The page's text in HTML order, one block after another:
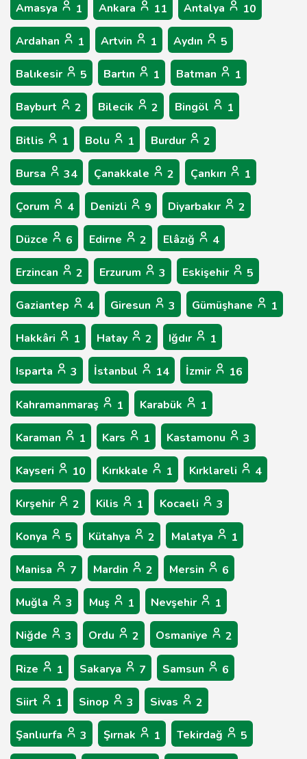
Amasya 1 Ankara 11 Antalya 10
Ardahan 1 Artvin 1 Aydın 5
Balıkesir 5 Bartın 1 Batman 1
Bayburt 2 Bilecik 2 Bingöl 1
Bitlis 1 Bolu 1 Burdur 2
Bursa 34 Çanakkale 2 Çankırı 1
Çorum 4 Denizli 9 Diyarbakır 2
Düzce 6 Edirne 2 Elâzığ 4
Erzincan 2 Erzurum 3 Eskişehir 5
Gaziantep 4 Giresun 3 Gümüşhane 1
Hakkâri 1 Hatay 2 Iğdır 1
Isparta 3 İstanbul 14 İzmir 16
Kahramanmaraş 1 Karabük 1
Karaman 1 Kars 1 Kastamonu 3
Kayseri 10 Kırıkkale 1 Kırklareli 4
Kırşehir 2 Kilis 1 Kocaeli 3
Konya 5 Kütahya 2 Malatya 1
Manisa 7 Mardin 2 Mersin 6
Muğla 3 Muş 1 Nevşehir 1
Niğde 3 Ordu 2 Osmaniye 2
Rize 1 Sakarya 7 Samsun 6
Siirt 1 Sinop 3 Sivas 2
Şanlıurfa 3 Şırnak 1 Tekirdağ 5